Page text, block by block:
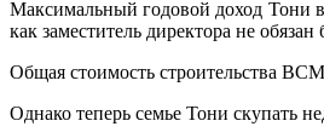
Максимальный годовой доход Тони
как заместитель директора не
Общая стоимость строительства
Однако теперь семье Тони скупать